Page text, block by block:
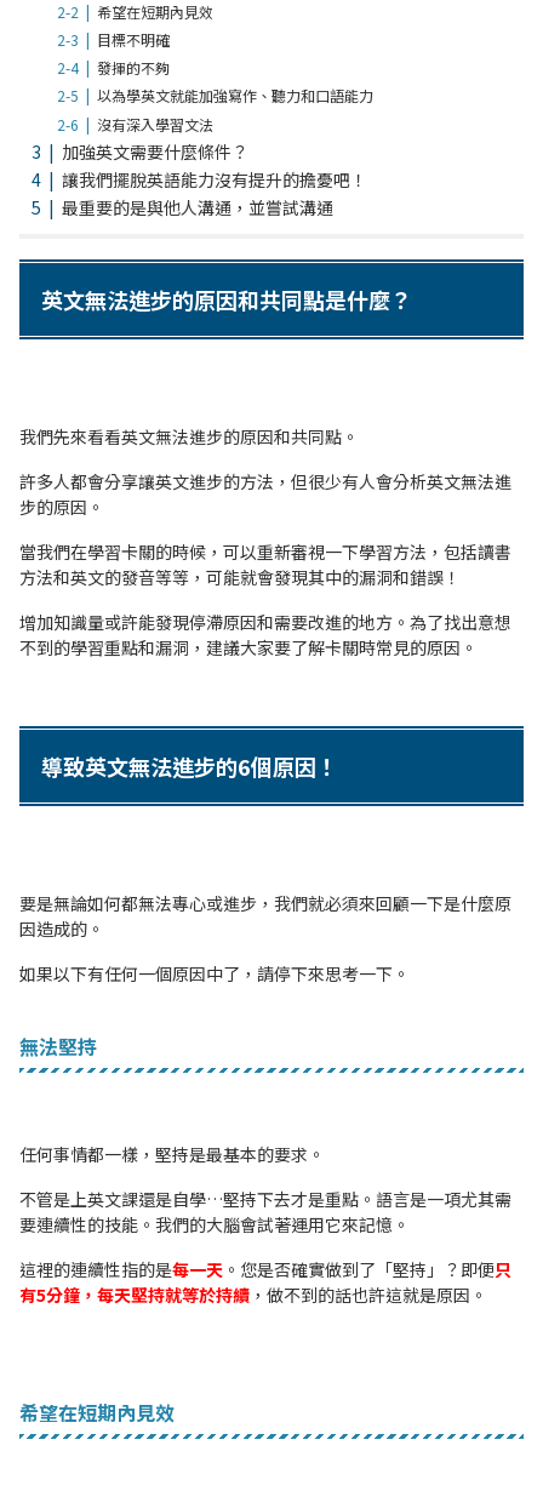
希望在短期內見效
目標不明確
發揮的不夠
以為學英文就能加強寫作、聽力和口語能力
沒有深入學習文法
加強英文需要什麼條件？
讓我們擺脫英語能力沒有提升的擔憂吧！
最重要的是與他人溝通，並嘗試溝通
英文無法進步的原因和共同點是什麼？
我們先來看看英文無法進步的原因和共同點。
許多人都會分享讓英文進步的方法，但很少有人會分析英文無法進
步的原因。
當我們在學習卡關的時候，可以重新審視一下學習方法，包括讀書
方法和英文的發音等等，可能就會發現其中的漏洞和錯誤！
增加知識量或許能發現停滯原因和需要改進的地方。為了找出意想
不到的學習重點和漏洞，建議大家要了解卡關時常見的原因。
導致英文無法進步的6個原因！
要是無論如何都無法專心或進步，我們就必須來回顧一下是什麼原
因造成的。
如果以下有任何一個原因中了，請停下來思考一下。
無法堅持
任何事情都一樣，堅持是最基本的要求。
不管是上英文課還是自學…堅持下去才是重點。語言是一項尤其需
要連續性的技能。我們的大腦會試著運用它來記憶。
這裡的連續性指的是每一天 。您是否確實做到了「堅持」？即便只
有5分鐘，每天堅持就等於持續 ，做不到的話也許這就是原因。
希望在短期內見效